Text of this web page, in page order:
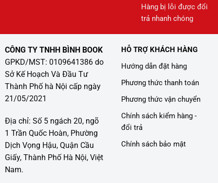
Hàng bị lỗi được đổi
trả nhanh chóng
CÔNG TY TNHH BÌNH BOOK
GPKD/MST: 0109641386 do
Sở Kế Hoạch Và Đầu Tư
Thành Phố hà Nội cấp ngày
21/05/2021
Địa chỉ: Số 5 ngách 20, ngõ
1 Trần Quốc Hoàn, Phường
Dịch Vọng Hậu, Quận Cầu
Giấy, Thành Phố Hà Nội, Việt
Nam.
HỖ TRỢ KHÁCH HÀNG
Hướng dẫn đặt hàng
Phương thức thanh toán
Phương thức vận chuyển
Chính sách kiểm hàng -
đổi trả
Chính sách bảo mật